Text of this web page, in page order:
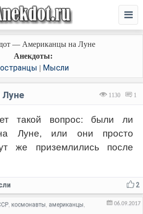
— Американцы на Луне
Анекдоты:
| Мысли
1130 1
такой вопрос: были ли
Луне, или они просто
же приземлились после
2
06.09.2017
, космонавты, американцы,